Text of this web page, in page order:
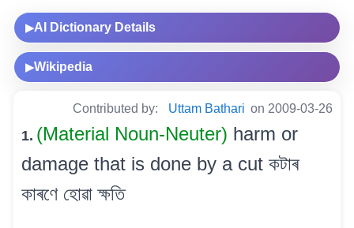
▶AI Dictionary Details
▶Wikipedia
Contributed by: Uttam Bathari on 2009-03-26
1. (Material Noun-Neuter) harm or
damage that is done by a cut কটাৰ
কাৰণে হোৱা ক্ষতি